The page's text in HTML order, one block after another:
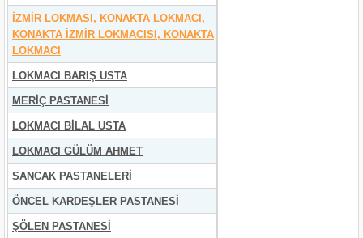
İZMİR LOKMASI, KONAKTA LOKMACI,
KONAKTA İZMİR LOKMACISI, KONAKTA
LOKMACI
LOKMACI BARIŞ USTA
MERİÇ PASTANESİ
LOKMACI BİLAL USTA
LOKMACI GÜLÜM AHMET
SANCAK PASTANELERİ
ÖNCEL KARDEŞLER PASTANESİ
ŞÖLEN PASTANESİ